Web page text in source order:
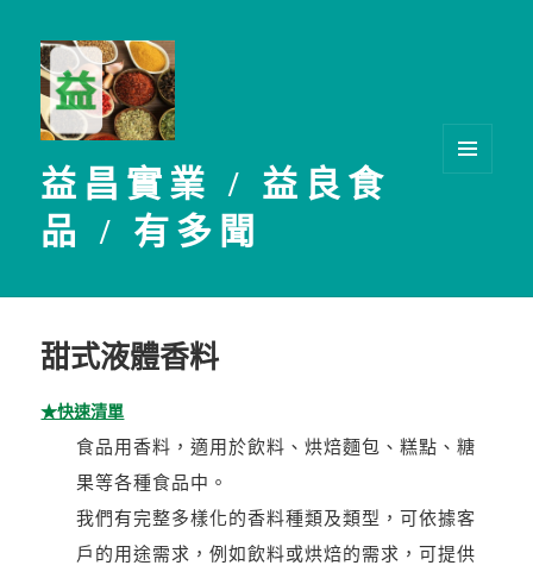
益昌實業 / 益良食
品 / 有多聞
甜式液體香料
★快速清單
食品用香料，適用於飲料、烘焙麵包、糕點、糖
果等各種食品中。
我們有完整多樣化的香料種類及類型，可依據客
戶的用途需求，例如飲料或烘焙的需求，可提供